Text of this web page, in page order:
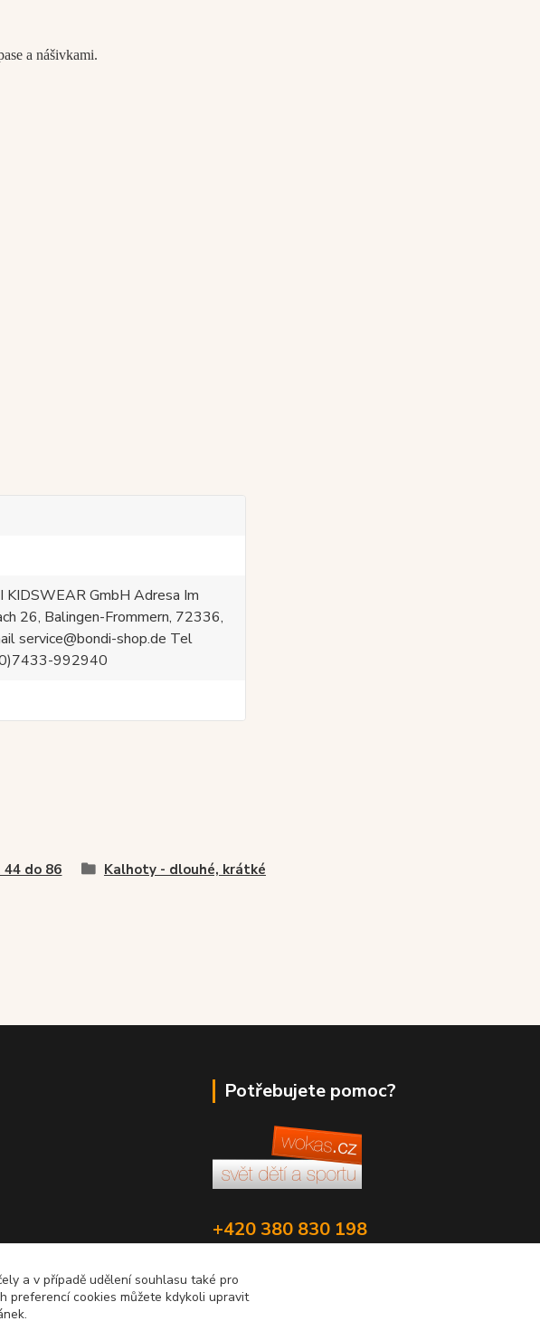
a nášivkami.
KIDSWEAR GmbH Adresa Im
26, Balingen-Frommern, 72336,
service@bondi-shop.de Tel
992940
44 do 86 Kalhoty - dlouhé, krátké
Potřebujete pomoc?
+420 380 830 198
a v případě udělení souhlasu také pro
preferencí cookies můžete kdykoli upravit